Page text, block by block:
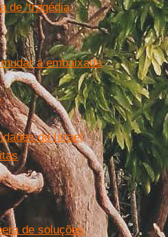
de ‘tragédia
a embaixada
de Israel
de soluções